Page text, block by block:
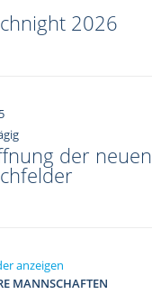
2026
der neuen
anzeigen
MANNSCHAFTEN